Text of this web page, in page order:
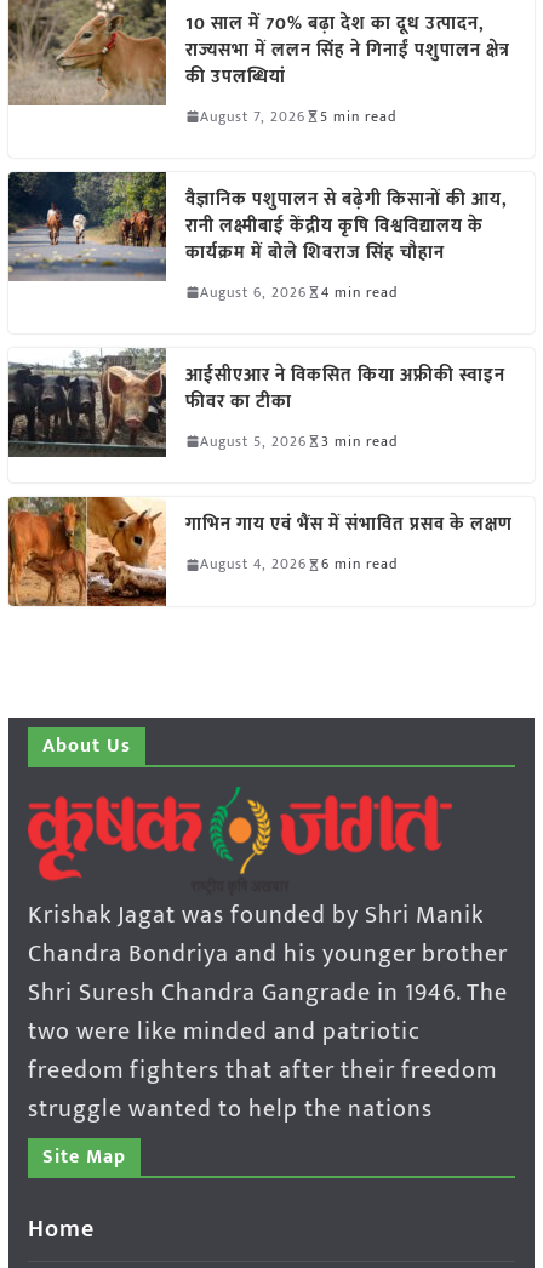
10 साल में 70% बढ़ा देश का दूध उत्पादन,
राज्यसभा में ललन सिंह ने गिनाईं पशुपालन क्षेत्र
की उपलब्धियां
August 7, 2026 5 min read
वैज्ञानिक पशुपालन से बढ़ेगी किसानों की आय,
रानी लक्ष्मीबाई केंद्रीय कृषि विश्वविद्यालय के
कार्यक्रम में बोले शिवराज सिंह चौहान
August 6, 2026 4 min read
आईसीएआर ने विकसित किया अफ्रीकी स्वाइन
फीवर का टीका
August 5, 2026 3 min read
गाभिन गाय एवं भैंस में संभावित प्रसव के लक्षण
August 4, 2026 6 min read
About Us
Krishak Jagat was founded by Shri Manik
Chandra Bondriya and his younger brother
Shri Suresh Chandra Gangrade in 1946. The
two were like minded and patriotic
freedom fighters that after their freedom
struggle wanted to help the nations
Site Map
Home